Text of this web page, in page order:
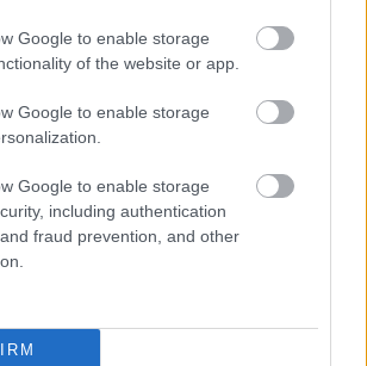
Google to enable storage
of the website or app.
Google to enable storage
Google to enable storage
including authentication
fraud prevention, and other